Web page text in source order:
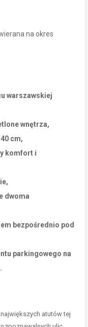
na okres
warszawskiej
wnętrza,
cm,
komfort i
dwoma
bezpośrednio pod
parkingowego na
atutów tej